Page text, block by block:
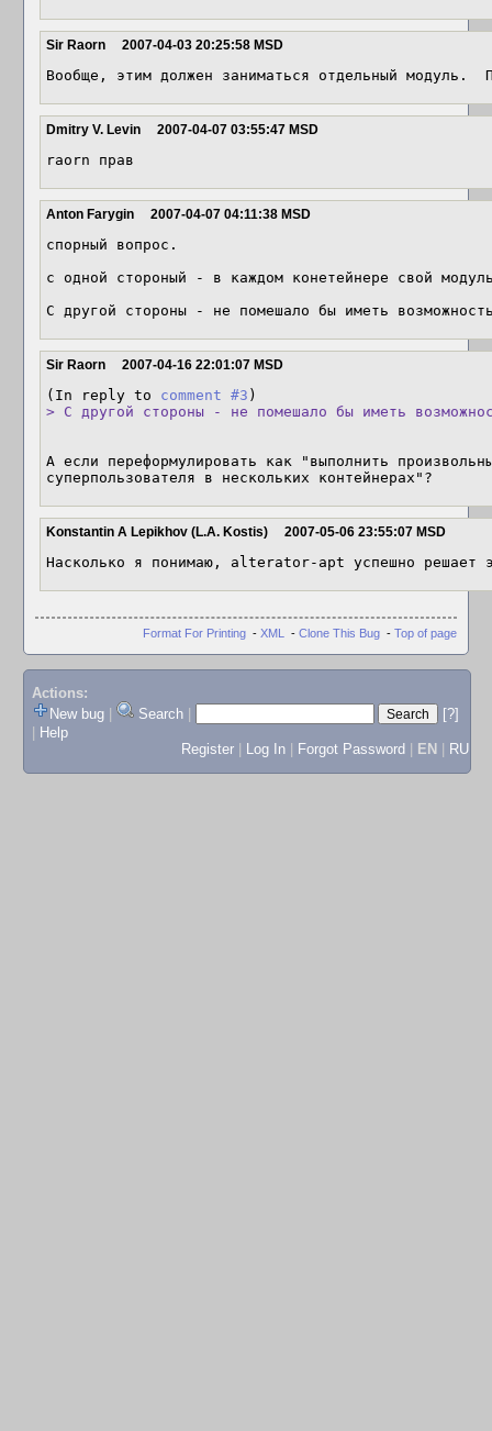
Sir Raorn 2007-04-03 20:25:58 MSD
Вообще, этим должен заниматься отдельный модуль.
Dmitry V. Levin 2007-04-07 03:55:47 MSD
raorn прав
Anton Farygin 2007-04-07 04:11:38 MSD
спорный вопрос.
с одной стороный - в каждом конетейнере свой
С другой стороны - не помешало бы иметь
Sir Raorn 2007-04-16 22:01:07 MSD
(In reply to comment #3
> С другой стороны - не помешало бы иметь
А если переформулировать как "выполнить
суперпользователя в нескольких контейнерах"?
Konstantin A Lepikhov (L.A. Kostis) 2007-05-06 23:55:07 MSD
Насколько я понимаю, alterator-apt успешно решает
Format For Printing - XML - Clone This Bug - Top of page
Actions:
New bug
Search
[?]
Help
Register
Log In Forgot Password EN RU